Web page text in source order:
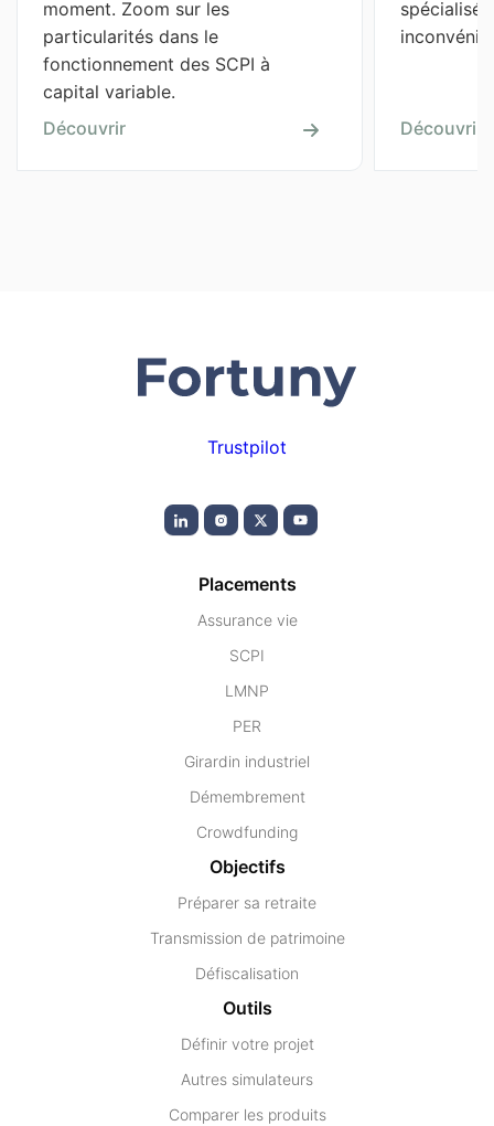
moment. Zoom sur les
particularités dans le
fonctionnement des SCPI à
capital variable.
Découvrir
Découvrir
Trustpilot
Placements
Assurance vie
SCPI
LMNP
PER
Girardin industriel
Démembrement
Crowdfunding
Objectifs
Préparer sa retraite
Transmission de patrimoine
Défiscalisation
Outils
Définir votre projet
Autres simulateurs
Comparer les produits